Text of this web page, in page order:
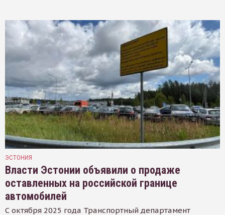
ЭСТОНИЯ
Власти Эстонии объявили о продаже
оставленных на российской границе
автомобилей
С октября 2025 года Транспортный департамент